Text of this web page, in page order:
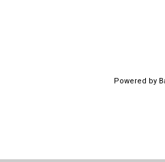
Powered by